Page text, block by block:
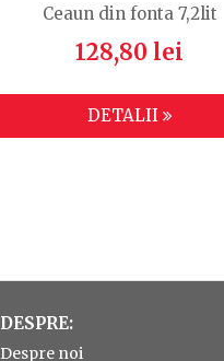
Ceaun din fonta 7,2lit
128,80 lei
DETALII
DESPRE:
Despre noi